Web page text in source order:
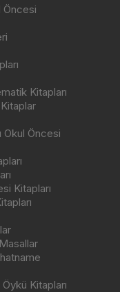
Öncesi
Kitapları
Okul Öncesi
Kitapları
Kitapları